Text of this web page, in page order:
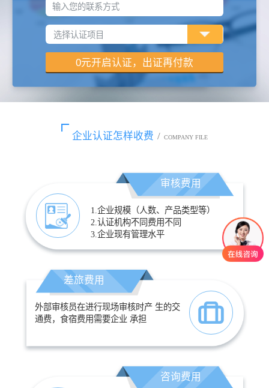
输入您的联系方式
企业认证怎样收费 / COMPANY FILE
审核费用
1.企业规模（人数、产品类型等）
2.认证机构不同费用不同
3.企业现有管理水平
差旅费用
外部审核员在进行现场审核时产 生的交
通费，食宿费用需要企业 承担
咨询费用